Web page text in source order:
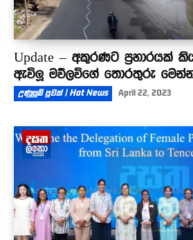
Update – අකුරණට ප්‍රහාරයක්
ඇවිලූ මව්ලවිගේ තොරතුරු
උණුසුම් පුවත් | Hot News April 22, 2023